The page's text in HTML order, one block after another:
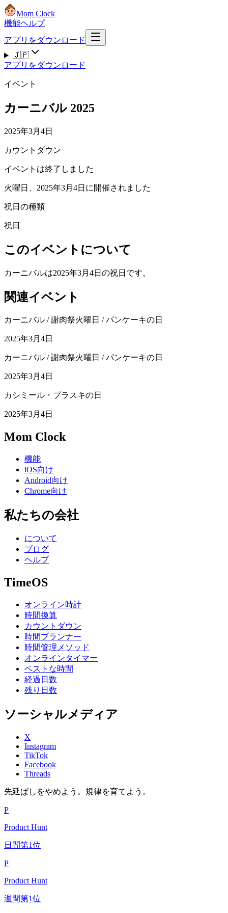
Mom Clock
機能ヘルプ
アプリをダウンロード
🇯🇵
アプリをダウンロード
イベント
カーニバル 2025
2025年3月4日
カウントダウン
イベントは終了しました
火曜日、2025年3月4日に開催されました
祝日の種類
祝日
このイベントについて
カーニバルは2025年3月4日の祝日です。
関連イベント
カーニバル / 謝肉祭火曜日 / パンケーキの日
2025年3月4日
カーニバル / 謝肉祭火曜日 / パンケーキの日
2025年3月4日
カシミール・プラスキの日
2025年3月4日
Mom Clock
機能
iOS向け
Android向け
Chrome向け
私たちの会社
について
ブログ
ヘルプ
TimeOS
オンライン時計
時間換算
カウントダウン
時間プランナー
時間管理メソッド
オンラインタイマー
ベストな時間
経過日数
残り日数
ソーシャルメディア
X
Instagram
TikTok
Facebook
Threads
先延ばしをやめよう。規律を育てよう。
P
Product Hunt
日間第1位
P
Product Hunt
週間第1位